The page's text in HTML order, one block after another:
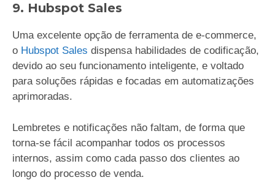
9. Hubspot Sales
Uma excelente opção de ferramenta de e-commerce,
o Hubspot Sales dispensa habilidades de codificação,
devido ao seu funcionamento inteligente, e voltado
para soluções rápidas e focadas em automatizações
aprimoradas.
Lembretes e notificações não faltam, de forma que
torna-se fácil acompanhar todos os processos
internos, assim como cada passo dos clientes ao
longo do processo de venda.